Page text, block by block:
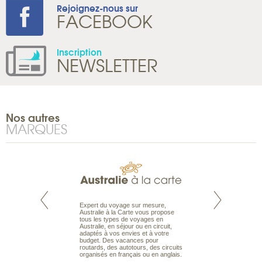
Rejoignez-nous sur
FACEBOOK
Inscription
NEWSLETTER
Nos autres
MARQUES
est le spécialiste
Expert du voyage sur mesure,
Australie à la Carte vous propose
tous les types de voyages en
Australie, en séjour ou en circuit,
adaptés à vos envies et à votre
budget. Des vacances pour
routards, des autotours, des circuits
organisés en français ou en anglais.
Parce qu'ils sont